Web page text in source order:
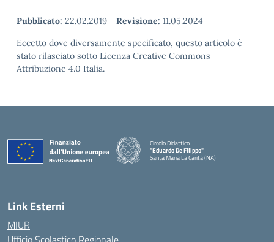
Pubblicato: 22.02.2019 - Revisione: 11.05.2024
Eccetto dove diversamente specificato, questo articolo è
stato rilasciato sotto Licenza Creative Commons
Attribuzione 4.0 Italia.
Circolo Didattico
"Eduardo De Filippo"
Santa Maria La Carità (NA)
Link Esterni
MIUR